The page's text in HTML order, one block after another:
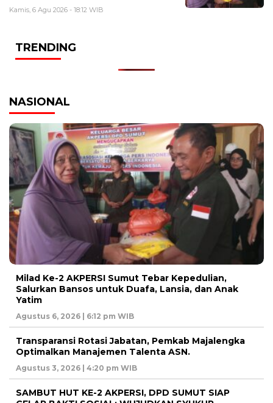
Kamis, 6 Agu 2026 - 18:12 WIB
TRENDING
NASIONAL
Milad Ke-2 AKPERSI Sumut Tebar Kepedulian,
Salurkan Bansos untuk Duafa, Lansia, dan Anak
Yatim
Agustus 6, 2026 | 6:12 pm WIB
Transparansi Rotasi Jabatan, Pemkab Majalengka
Optimalkan Manajemen Talenta ASN.
Agustus 3, 2026 | 4:20 pm WIB
SAMBUT HUT KE-2 AKPERSI, DPD SUMUT SIAP